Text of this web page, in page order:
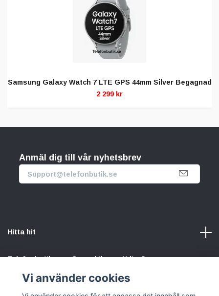
Samsung Galaxy Watch 7 LTE GPS 44mm Silver Begagnad
2 299 kr
Anmäl dig till vår nyhetsbrev
Hitta hit
Telefonbutik.se – Ge mobilen nytt liv. Spara pengar.
Vi använder cookies